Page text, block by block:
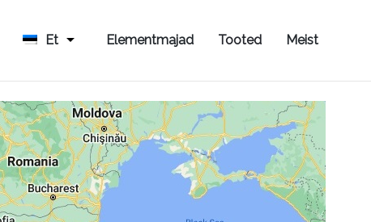
Et Elementmajad Tooted Meist